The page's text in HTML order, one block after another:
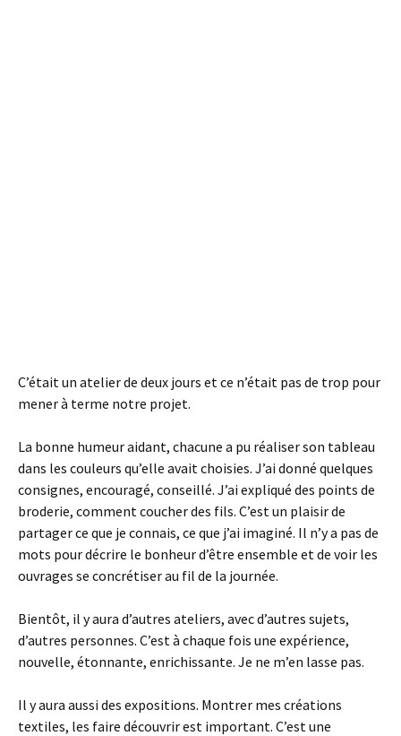
C’était un atelier de deux jours et ce n’était pas de trop pour
mener à terme notre projet.
La bonne humeur aidant, chacune a pu réaliser son tableau
dans les couleurs qu’elle avait choisies. J’ai donné quelques
consignes, encouragé, conseillé. J’ai expliqué des points de
broderie, comment coucher des fils. C’est un plaisir de
partager ce que je connais, ce que j’ai imaginé. Il n’y a pas de
mots pour décrire le bonheur d’être ensemble et de voir les
ouvrages se concrétiser au fil de la journée.
Bientôt, il y aura d’autres ateliers, avec d’autres sujets,
d’autres personnes. C’est à chaque fois une expérience,
nouvelle, étonnante, enrichissante. Je ne m’en lasse pas.
Il y aura aussi des expositions. Montrer mes créations
textiles, les faire découvrir est important. C’est une